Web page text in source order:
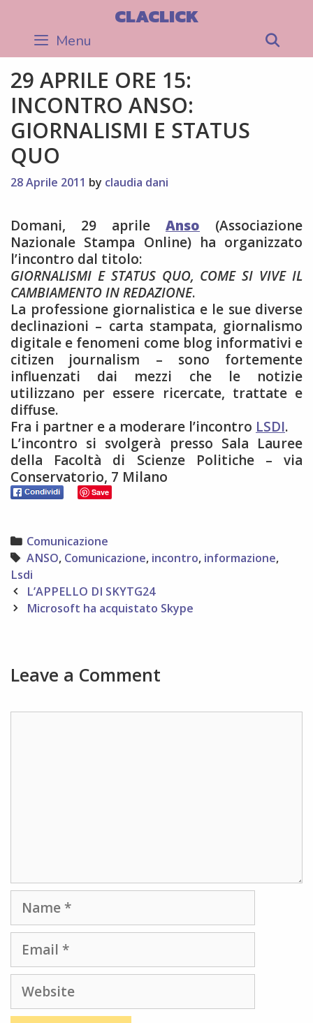
content
CLACLICK
Menu
29 APRILE ORE 15:
INCONTRO ANSO:
GIORNALISMI E STATUS
QUO
28 Aprile 2011 by claudia dani
Domani, 29 aprile Anso (Associazione
Nazionale Stampa Online) ha organizzato
l’incontro dal titolo:
GIORNALISMI E STATUS QUO, COME SI VIVE IL
CAMBIAMENTO IN REDAZIONE.
La professione giornalistica e le sue diverse
declinazioni – carta stampata, giornalismo
digitale e fenomeni come blog informativi e
citizen journalism – sono fortemente
influenzati dai mezzi che le notizie
utilizzano per essere ricercate, trattate e
diffuse.
Fra i partner e a moderare l’incontro LSDI.
L’incontro si svolgerà presso Sala Lauree
della Facoltà di Scienze Politiche – via
Conservatorio, 7 Milano
Save
Categories
Comunicazione
Tags
ANSO, Comunicazione, incontro, informazione,
Lsdi
Post
navigation
L’APPELLO DI SKYTG24
Microsoft ha acquistato Skype
Leave a Comment
Website